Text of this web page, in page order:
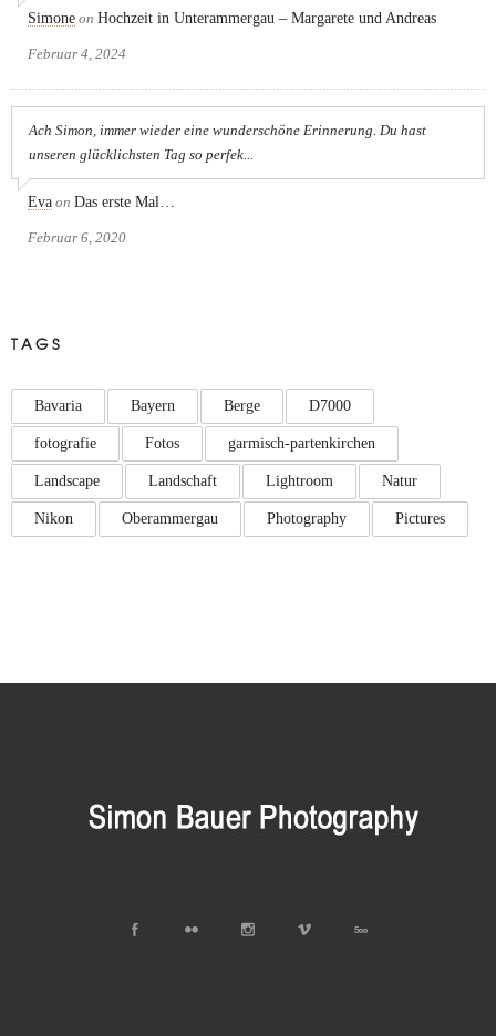
Simone on Hochzeit in Unterammergau – Margarete und Andreas
Februar 4, 2024
Ach Simon, immer wieder eine wunderschöne Erinnerung. Du hast
unseren glücklichsten Tag so perfek...
Eva on Das erste Mal…
Februar 6, 2020
TAGS
Bavaria Bayern Berge D7000
fotografie Fotos garmisch-partenkirchen
Landscape Landschaft Lightroom Natur
Nikon Oberammergau Photography Pictures